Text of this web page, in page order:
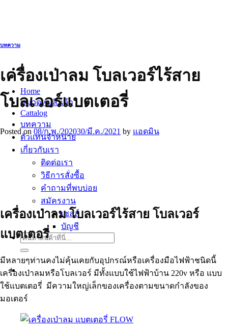
เนื้อหา
Home
หมวดหมู่สินค้า
Cattalog
บทความ
ตัวแทนจำหน่าย
เกี่ยวกับเรา
ติดต่อเรา
วิธีการสั่งซื้อ
คำถามที่พบบ่อย
สมัครงาน
เซลล์
บัญชี
ค้นหา:
บทความ
เครื่องเป่าลม โบลเวอร์ไร้สาย
โบลเวอร์แบตเตอรี่
Posted on 08/ก.พ./202030/มี.ค./2021 by แอดมิน
เครื่องเป่าลม โบลเวอร์ไร้สาย โบลเวอร์
แบตเตอรี่
มีหลายๆท่านคงไม่คุ้นเคยกับอุปกรณ์หรือเครื่องมือไฟฟ้าชนิดนี้
เครื่องเป่าลมหรือโบลเวอร์ มีทั้งแบบใช้ไฟฟ้าบ้าน 220v หรือ แบบ
ใช้แบตเตอรี่ มีความใหญ่เล็กของเครื่องตามขนาดกำลังของ
มอเตอร์